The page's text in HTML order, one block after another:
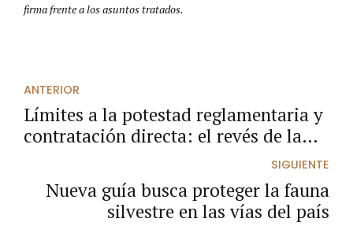
firma frente a los asuntos tratados.
ANTERIOR
Límites a la potestad reglamentaria y
contratación directa: el revés de la
economía popular en el plan nacional
de desarrollo
SIGUIENTE
Nueva guía busca proteger la fauna
silvestre en las vías del país